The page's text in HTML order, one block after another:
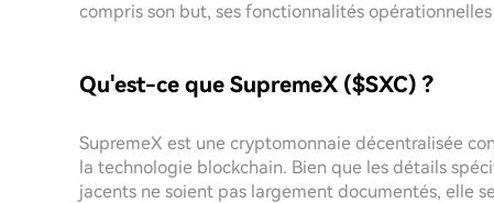
compris son but, ses fonctionnalités
Qu'est-ce que SupremeX ($SXC) ?
SupremeX est une cryptomonnaie décentralisée
la technologie blockchain. Bien que les détails
jacents ne soient pas largement documentés, elle